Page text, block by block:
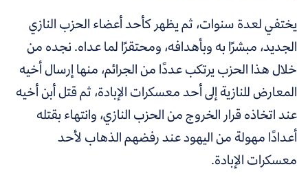
يختفي لعدة سنوات، ثم يظهر كأحد أعضاء الحزب النازي
الجديد، مبشرًا به وبأهدافه، ومحتقرًا لما عداه. نجده من
خلال هذا الحزب يرتكب عددًا من الجرائم، منها إرسال أخيه
المعارض للنازية إلى أحد معسكرات الإبادة، ثم قتل أبن أخيه
عند اتخاذه قرار الخروج من الحزب النازي، وانتهاء بقتله
أعدادًا مهولة من اليهود عند رفضهم الذهاب لأحد
معسكرات الإبادة.